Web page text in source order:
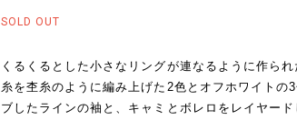
SOLD OUT
くるくるとした小さなリングが連なるように作ら
糸を杢糸のように編み上げた2色とオフホワイトの
ブしたラインの袖と、キャミとボレロをレイヤード